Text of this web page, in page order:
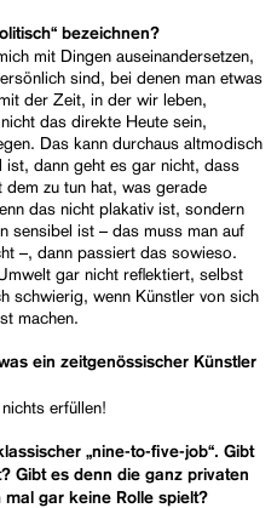
bezeichnen?
mit Dingen auseinandersetzen,
sind, bei denen man etwas
der Zeit, in der wir leben,
das direkte Heute sein,
Das kann durchaus altmodisch
ist, dann geht es gar nicht, dass
zu tun hat, was gerade
das nicht plakativ ist, sondern
sensibel ist – das muss man auf
–, dann passiert das sowieso.
gar nicht reflektiert, selbst
schwierig, wenn Künstler von sich
machen.
ein zeitgenössischer Künstler
erfüllen!
„nine-to-five-job“. Gibt
Gibt es denn die ganz privaten
gar keine Rolle spielt?